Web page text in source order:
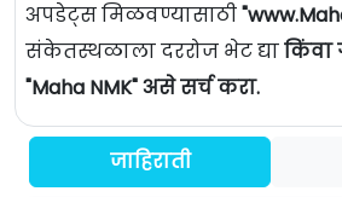
अपडेट्स मिळवण्यासाठी
संकेतस्थळाला दररोज भेट द्याकिंवा
"Maha NMK" असे सर्च करा.
जाहिराती